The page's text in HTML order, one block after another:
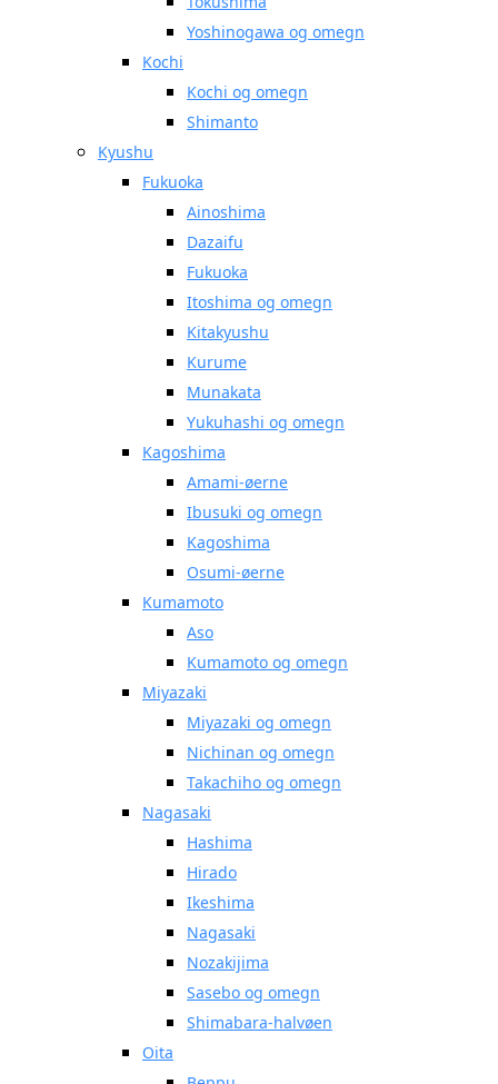
Yoshinogawa og omegn
Kochi
Kochi og omegn
Shimanto
Kyushu
Fukuoka
Ainoshima
Dazaifu
Fukuoka
Itoshima og omegn
Kitakyushu
Kurume
Munakata
Yukuhashi og omegn
Kagoshima
Amami-øerne
Ibusuki og omegn
Kagoshima
Osumi-øerne
Kumamoto
Aso
Kumamoto og omegn
Miyazaki
Miyazaki og omegn
Nichinan og omegn
Takachiho og omegn
Nagasaki
Hashima
Hirado
Ikeshima
Nagasaki
Nozakijima
Sasebo og omegn
Shimabara-halvøen
Oita